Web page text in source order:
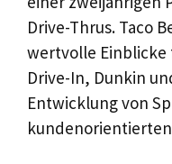
Drive-Thrus. Taco
wertvolle Einblicke
Drive-In, Dunkin
Entwicklung von